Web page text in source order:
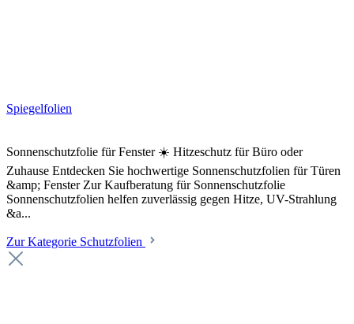
Spiegelfolien
Sonnenschutzfolie für Fenster ☀️ Hitzeschutz für Büro oder
Zuhause Entdecken Sie hochwertige Sonnenschutzfolien für Türen
&amp; Fenster Zur Kaufberatung für Sonnenschutzfolie
Sonnenschutzfolien helfen zuverlässig gegen Hitze, UV-Strahlung
&a...
Zur Kategorie Schutzfolien